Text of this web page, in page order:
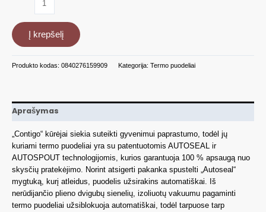
Termo
puodelis
Contigo
Loop
ml
2095799
Į krepšelį
Produkto kodas: 0840276159909 Kategorija: Termo puodeliai
Aprašymas
„Contigo“ kūrėjai siekia suteikti gyvenimui paprastumo, todėl jų
kuriami termo puodeliai yra su patentuotomis AUTOSEAL ir
AUTOSPOUT technologijomis, kurios garantuoja 100 % apsaugą nuo
skysčių pratekėjimo. Norint atsigerti pakanka spustelti „Autoseal“
mygtuką, kurį atleidus, puodelis užsirakins automatiškai. Iš
nerūdijančio plieno dvigubų sienelių, izoliuotų vakuumu pagaminti
termo puodeliai užsiblokuoja automatiškai, todėl tarpuose tarp